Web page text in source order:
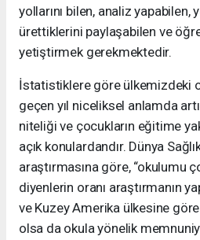
yollarını bilen, analiz yapabilen,
ürettiklerini paylaşabilen ve
yetiştirmek gerekmektedir.
İstatistiklere göre ülkemizdeki
geçen yıl niceliksel anlamda
niteliği ve çocukların eğitime
açık konulardandır. Dünya
araştırmasına göre, “okulumu
diyenlerin oranı araştırmanın
ve Kuzey Amerika ülkesine
olsa da okula yönelik